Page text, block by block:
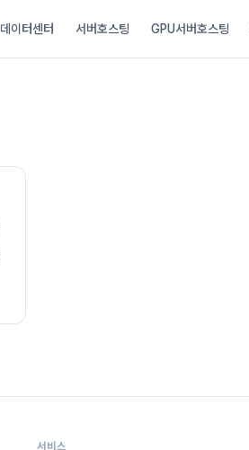
데이터센터 서버호스팅 GPU서버호스팅
서비스